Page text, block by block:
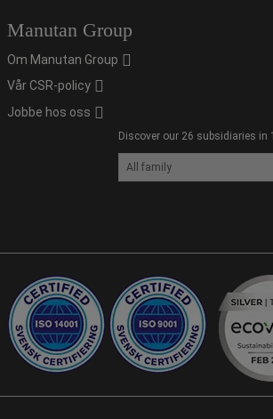
Manutan Group
Om Manutan Group
Vår CSR-policy
Jobbe hos oss
Discover our 26 subsidiaries in